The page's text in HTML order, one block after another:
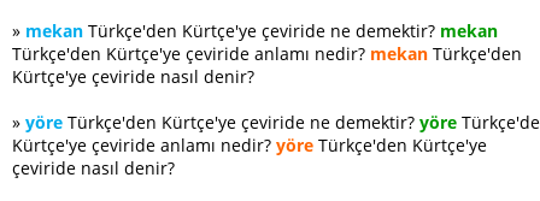
» mekan Türkçe'den Kürtçe'ye çeviride ne demektir? mekan
Türkçe'den Kürtçe'ye çeviride anlamı nedir? mekan Türkçe'den
Kürtçe'ye çeviride nasıl denir?
» yöre Türkçe'den Kürtçe'ye çeviride ne demektir? yöre
Kürtçe'ye çeviride anlamı nedir? yöre Türkçe'den Kürtçe'ye
çeviride nasıl denir?